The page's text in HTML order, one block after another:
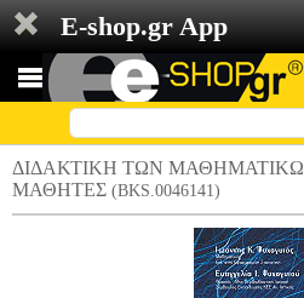
E-shop.gr App
ΔΙΔΑΚΤΙΚΗ ΤΩΝ
ΜΑΘΗΤΕΣ (BKS.0046141)